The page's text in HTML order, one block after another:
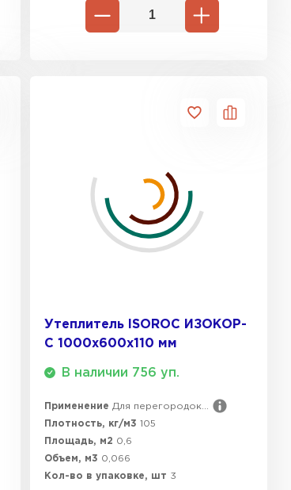
Утеплитель ISOROC ИЗОКОР-
С 1000х600х110 мм
В наличии 756 уп.
Применение Для перегородок...
Плотность, кг/м3 105
Площадь, м2 0,6
Объем, м3 0,066
Кол-во в упаковке, шт 3